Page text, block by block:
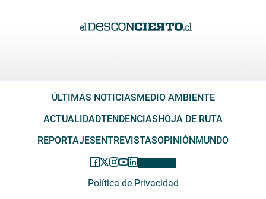
ÚLTIMAS NOTICIASMEDIO AMBIENTE
ACTUALIDADTENDENCIASHOJA DE RUTA
REPORTAJESENTREVISTASOPINIÓNMUNDO
Política de Privacidad